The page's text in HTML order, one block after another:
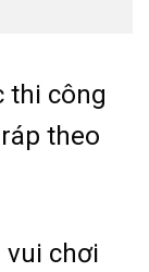
thi công
theo
chơi